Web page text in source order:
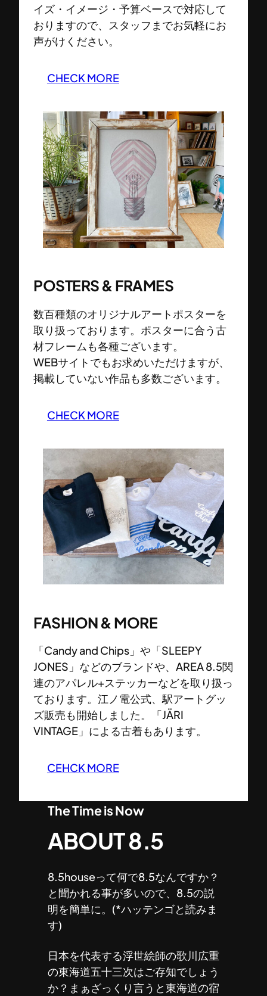
イズ・イメージ・予算ベースで対応して
おりますので、スタッフまでお気軽にお
声がけください。
CHECK MORE
POSTERS & FRAMES
数百種類のオリジナルアートポスターを
取り扱っております。ポスターに合う古
材フレームも各種ございます。
WEBサイトでもお求めいただけますが、
掲載していない作品も多数ございます。
CHECK MORE
FASHION & MORE
「Candy and Chips」や「SLEEPY
JONES」などのブランドや、AREA 8.5関
連のアパレル+ステッカーなどを取り扱っ
ております。江ノ電公式、駅アートグッ
ズ販売も開始しました。「JÄRI
VINTAGE」による古着もあります。
CEHCK MORE
The Time is Now
ABOUT 8.5
8.5houseって何で8.5なんですか？
と聞かれる事が多いので、8.5の説
明を簡単に。(*ハッテンゴと読みま
す)
日本を代表する浮世絵師の歌川広重
の東海道五十三次はご存知でしょう
か？まぁざっくり言うと東海道の宿